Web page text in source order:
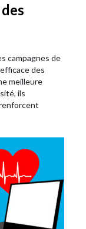
campagnes de
des
meilleure
ils